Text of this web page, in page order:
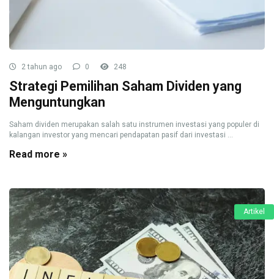
2 tahun ago 0 248
Strategi Pemilihan Saham Dividen yang
Menguntungkan
Saham dividen merupakan salah satu instrumen investasi yang populer di
kalangan investor yang mencari pendapatan pasif dari investasi ...
Read more »
Artikel